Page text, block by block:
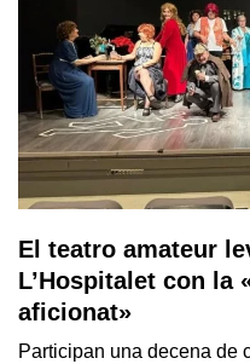
El teatro amateur
L’Hospitalet con la
aficionat»
Participan una decena de